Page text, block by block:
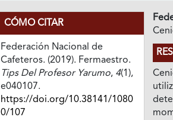
CÓMO CITAR
Federación Nacional de
Cafeteros. (2019). Fermaestro.
Tips Del Profesor Yarumo, 4(1),
e040107.
https://doi.org/10.38141/1080
0/107